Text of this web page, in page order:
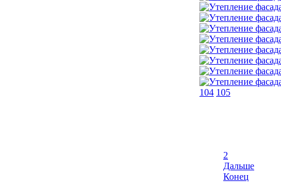
104 105
2
Дальше
Конец